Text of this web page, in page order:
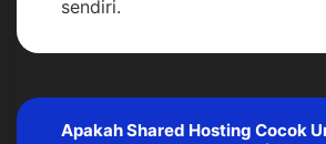
sendiri.
Apakah Shared Hosting Cocok